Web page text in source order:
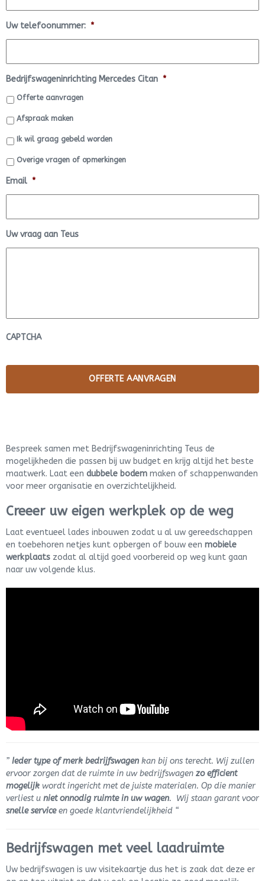
Uw telefoonummer: *
Bedrijfswageninrichting Mercedes Citan *
Offerte aanvragen
Afspraak maken
Ik wil graag gebeld worden
Overige vragen of opmerkingen
Email *
Uw vraag aan Teus
CAPTCHA
Bespreek samen met Bedrijfswageninrichting Teus de
mogelijkheden die passen bij uw budget en krijg altijd het beste
maatwerk. Laat een dubbele bodem maken of schappenwanden
voor meer organisatie en overzichtelijkheid.
Creeer uw eigen werkplek op de weg
Laat eventueel lades inbouwen zodat u al uw gereedschappen
en toebehoren netjes kunt opbergen of bouw een mobiele
werkplaats zodat al altijd goed voorbereid op weg kunt gaan
naar uw volgende klus.
” Ieder type of merk bedrijfswagen kan bij ons terecht. Wij zullen
ervoor zorgen dat de ruimte in uw bedrijfswagen zo efficient
mogelijk wordt ingericht met de juiste materialen. Op die manier
verliest u niet onnodig ruimte in uw wagen. Wij staan garant voor
snelle serviceen goede klantvriendelijkheid “
Bedrijfswagen met veel laadruimte
Uw bedrijfswagen is uw visitekaartje dus het is zaak dat deze er